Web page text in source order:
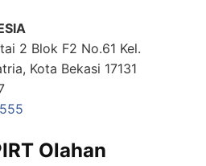
2 Blok F2 No.61 Kel.
Kota Bekasi 17131
Olahan